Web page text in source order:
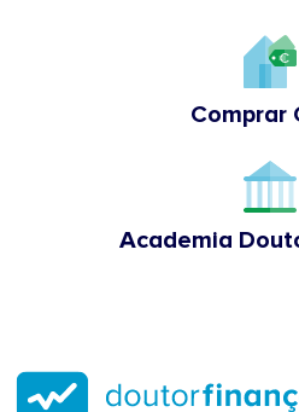
Comprar
Academia